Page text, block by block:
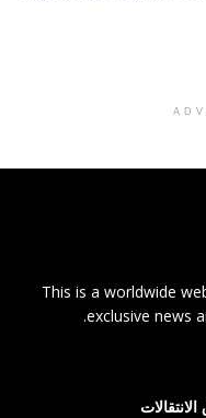
This is a worldwide
exclusive news